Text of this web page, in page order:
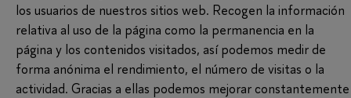
los usuarios de nuestros sitios web. Recogen la información
relativa al uso de la página como la permanencia en la
página y los contenidos visitados, así podemos medir de
forma anónima el rendimiento, el número de visitas o la
actividad. Gracias a ellas podemos mejorar constantemente